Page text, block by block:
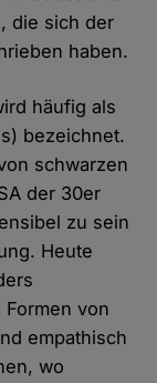
die sich der
haben.
häufig als
bezeichnet.
schwarzen
der 30er
zu sein
Heute
von
empathisch
wo